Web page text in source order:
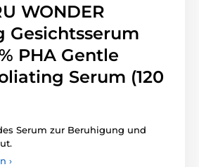
WONDER
Gesichtsserum
PHA Gentle
Serum (120
Serum zur Beruhigung und
›